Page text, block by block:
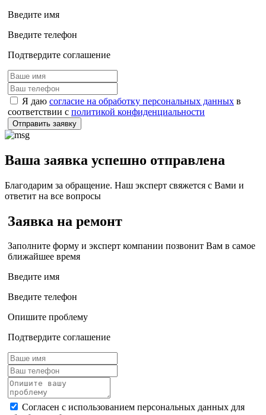
Введите имя
Введите телефон
Подтвердите соглашение
Я даю согласие на обработку персональных данных в
соответствии с политикой конфиденциальности
Отправить заявку
Ваша заявка успешно отправлена
Благодарим за обращение. Наш эксперт свяжется с Вами и
ответит на все вопросы
Заявка на ремонт
Заполните форму и эксперт компании позвонит Вам в самое
ближайшее время
Введите имя
Введите телефон
Опишите проблему
Подтвердите соглашение
Согласен с использованием персональных данных для